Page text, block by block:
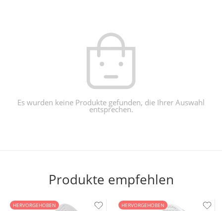
Es wurden keine Produkte gefunden, die Ihrer Auswahl
entsprechen.
Produkte empfehlen
HERVORGEHOBEN HERVORGEHOBEN